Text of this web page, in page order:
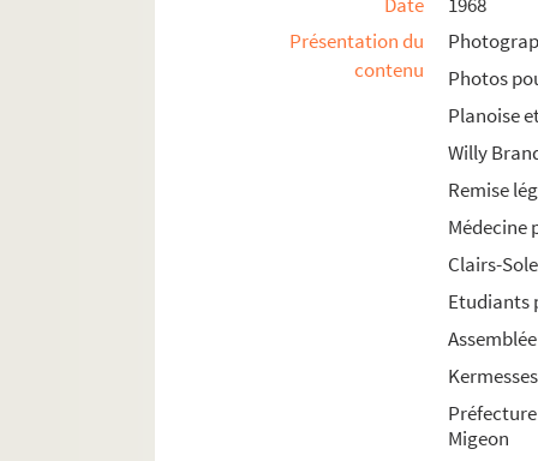
Présentation du
contenu
Photos
Planoise
Willy
Remise
Médecine
Clairs-
Etudiants
Migeon